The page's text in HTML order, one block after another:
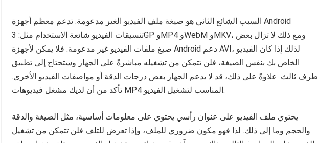
السبب الشائع الثاني هو صيغة ملف الفيديو الغير مدعومة. تدعم معظم أجهزة Android
تنسيقات الفيديو شائعة الاستخدام مثل: 3GP وMP4 وWebM وMKV، ومع ذلك لا تزال بعض
صيغ ملفات الفيديو غير مدعومة. فلا يمكن لأجهزة Android دعم AVI، لذلك إذا كان الفيديو
الخاص بك بنفس الصيغة، فلن تتمكن من تشغيله مباشرةً على الجهاز وستحتاج إلى تطبيق
طرف ثالث. علاوةً على ذلك، قد لا يدعم الجهاز بعض درجات الدقة أو مواصفات الفيديو الأخرى.
تأكد من أن لديك مشغل فيديوهات MP4 المناسب لتشغيل الفيديو.
يحتوي ملف الفيديو على عنوان رأسي يحتوي على معلومات أساسية، مثل الصيغة والدقة
والحجم وما إلى ذلك. لذا فهو مكون ضروري للملف، وإذا تعرض للتلف فلن تتمكن من تشغيل